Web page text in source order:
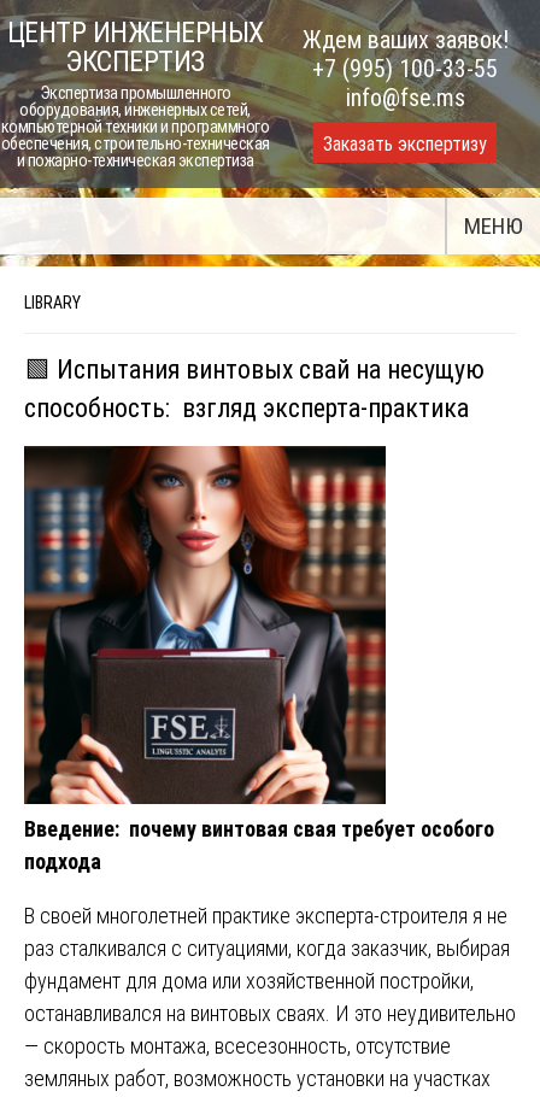
Skip
to
content
ЦЕНТР ИНЖЕНЕРНЫХ
ЭКСПЕРТИЗ
Экспертиза промышленного
оборудования, инженерных сетей,
компьютерной техники и программного
обеспечения, строительно-техническая
и пожарно-техническая экспертиза
Ждем ваших заявок!
+7 (995) 100-33-55
info@fse.ms
Заказать экспертизу
МЕНЮ
LIBRARY
🟩 Испытания винтовых свай на несущую
способность: взгляд эксперта-практика
Введение: почему винтовая свая требует особого
подхода
В своей многолетней практике эксперта-строителя я не
раз сталкивался с ситуациями, когда заказчик, выбирая
фундамент для дома или хозяйственной постройки,
останавливался на винтовых сваях. И это неудивительно
— скорость монтажа, всесезонность, отсутствие
земляных работ, возможность установки на участках